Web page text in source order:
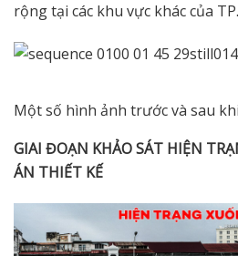
rộng tại các khu vực khác của
Một số hình ảnh trước và sau
GIAI ĐOẠN KHẢO SÁT HIỆN
ÁN THIẾT KẾ